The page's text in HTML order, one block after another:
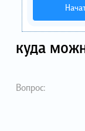
куда
Вопрос: